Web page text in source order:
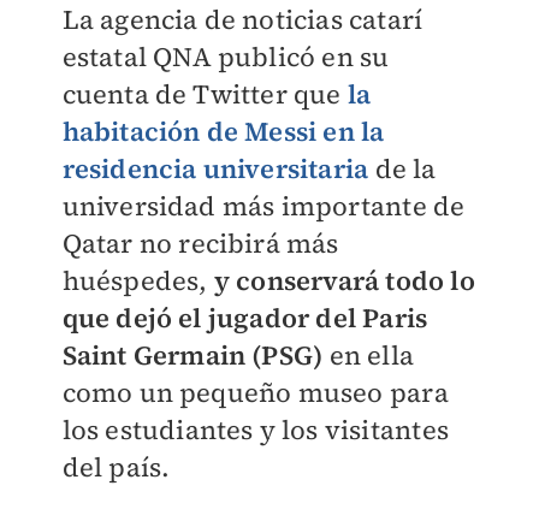
La agencia de noticias catarí
estatal QNA publicó en su
cuenta de Twitter que la
habitación de Messi en la
residencia universitaria de la
universidad más importante de
Qatar no recibirá más
huéspedes, y conservará todo lo
que dejó el jugador del Paris
Saint Germain (PSG) en ella
como un pequeño museo para
los estudiantes y los visitantes
del país.